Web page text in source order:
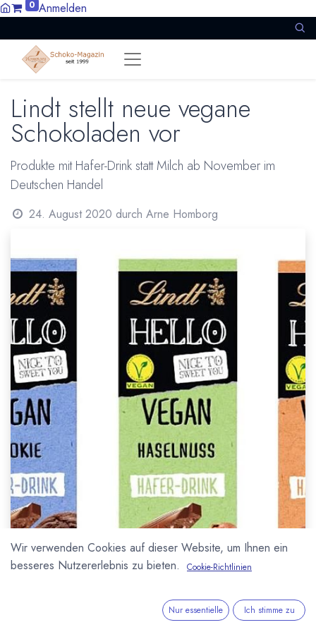
0 Anmelden
Lindt stellt neue vegane
Schokoladen vor
Produkte mit Hafer-Drink statt Milch ab November im
Deutschen Handel
24. August 2020 durch Arne Homborg
Wir verwenden Cookies auf dieser Website, um Ihnen ein
besseres Nutzererlebnis zu bieten.
Cookie-Richtlinien
Nur essentielle Ich stimme zu